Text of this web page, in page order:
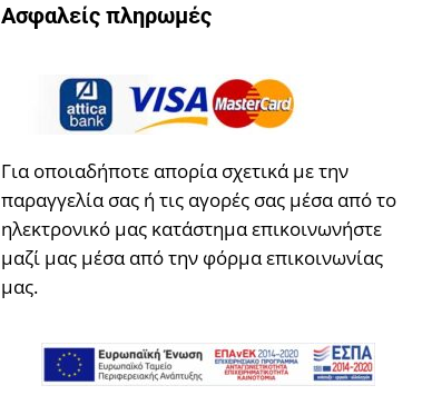
Ασφαλείς πληρωμές
Για οποιαδήποτε απορία σχετικά με την
παραγγελία σας ή τις αγορές σας μέσα από το
ηλεκτρονικό μας κατάστημα επικοινωνήστε
μαζί μας μέσα από την φόρμα επικοινωνίας
μας.